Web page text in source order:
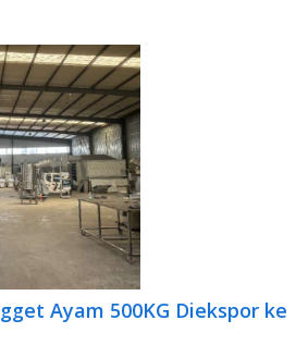
Ayam 500KG Diekspor ke